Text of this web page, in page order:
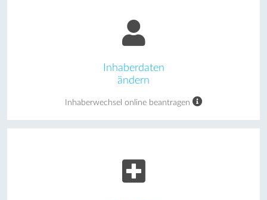
Inhaberdaten
ändern
Inhaberwechsel online beantragen